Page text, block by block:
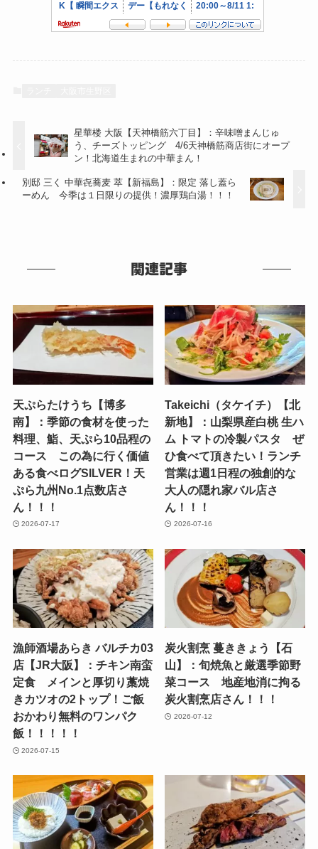
星華楼 大阪【天神橋筋六丁目】：辛味噌まんじゅ
う、チーズトッピング 4/6天神橋筋商店街にオープ
ン！北海道生まれの中華まん！
別邸 三く 中華㐂蕎麦 萃【新福島】：限定 落し蓋ら
ーめん 今季は１日限りの提供！濃厚鶏白湯！！！
関連記事
天ぷらたけうち【博多
南】：季節の食材を使った
料理、鮨、天ぷら10品程の
コース この為に行く価値
ある食べログSILVER！天
ぷら九州No.1点数店さ
ん！！！
2026-07-17
Takeichi（タケイチ）【北
新地】：山梨県産白桃 生ハ
ム トマトの冷製パスタ ぜ
ひ食べて頂きたい！ランチ
営業は週1日程の独創的な
大人の隠れ家バル店さ
ん！！！
2026-07-16
漁師酒場あらき バルチカ03
店【JR大阪】：チキン南蛮
定食 メインと厚切り藁焼
きカツオの2トップ！ご飯
おかわり無料のワンパク
飯！！！！！
2026-07-15
炭火割烹 蔓ききょう【石
山】：旬焼魚と厳選季節野
菜コース 地産地消に拘る
炭火割烹店さん！！！
2026-07-12